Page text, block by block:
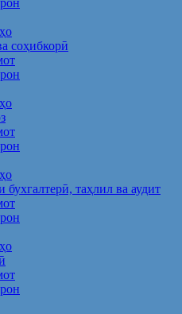
соҳибкорӣ
бухгалтерӣ, таҳлил ва аудит